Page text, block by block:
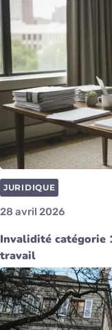
JURIDIQUE
28 avril 2026
Invalidité catégorie
travail